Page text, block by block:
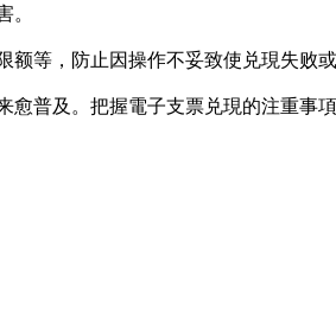
。
等，防止因操作不妥致使兑現失败或
普及。把握電子支票兑現的注重事